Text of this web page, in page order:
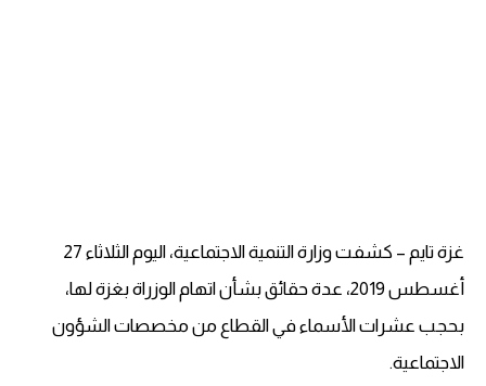
غزة تايم – كشفت وزارة التنمية الاجتماعية، اليوم الثلاثاء 27
أغسطس 2019، عدة حقائق بشأن اتهام الوزراة بغزة لها،
بحجب عشرات الأسماء في القطاع من مخصصات الشؤون
الاجتماعية.